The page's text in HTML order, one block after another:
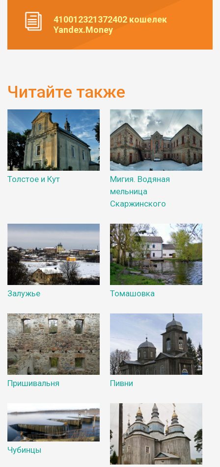
410012321372402 кошелек
Yandex.Money
Читайте также
Толстое и Кут
Мигия. Водяная
мельница
Скаржинского
Залужье Томашовка
Пришивальня Пивни
Чубинцы